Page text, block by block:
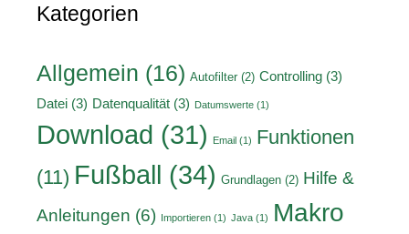
Kategorien
Allgemein (16) Autofilter (2) Controlling (3)
Datei (3) Datenqualität (3) Datumswerte (1)
Download (31) Email (1) Funktionen
(11) Fußball (34) Grundlagen (2) Hilfe &
Anleitungen (6) Importieren (1) Java (1)
Makro